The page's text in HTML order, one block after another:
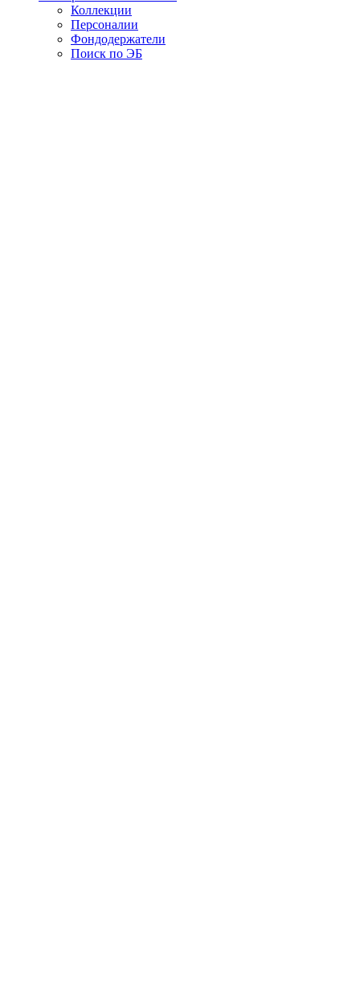
Коллекции
Персоналии
Фондодержатели
Поиск по ЭБ